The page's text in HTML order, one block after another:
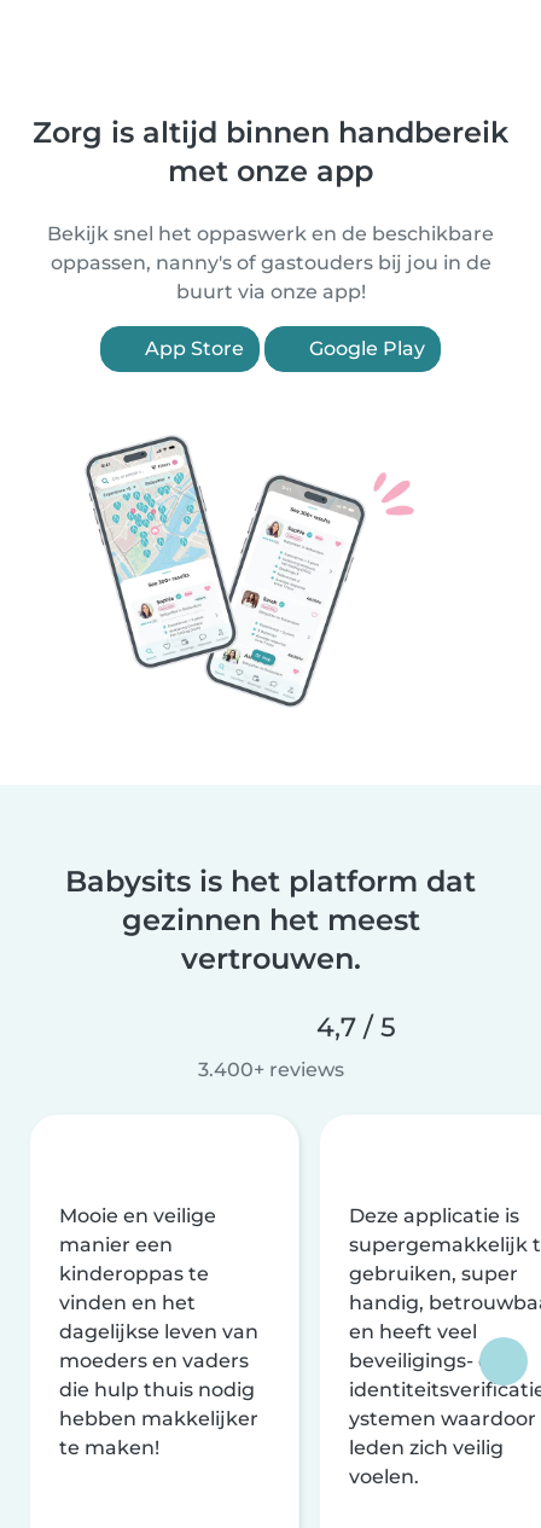
Zorg is altijd binnen handbereik
met onze app
Bekijk snel het oppaswerk en de beschikbare
oppassen, nanny's of gastouders bij jou in de
buurt via onze app!
App Store Google Play
Babysits is het platform dat
gezinnen het meest
vertrouwen.
4,7 / 5
3.400+ reviews
Mooie en veilige
manier een
kinderoppas te
vinden en het
dagelijkse leven van
moeders en vaders
die hulp thuis nodig
hebben makkelijker
te maken!
Deze applicatie is
supergemakkelijk
gebruiken, super
handig,
en heeft veel
beveiligings- en
ystemen waardoor
leden zich veilig
voelen.